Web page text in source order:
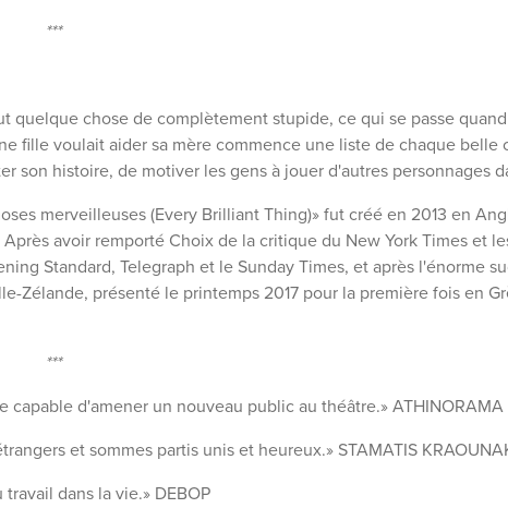
***
quelque chose de complètement stupide, ce qui se passe
fille voulait aider sa mère commence une liste de chaque belle
histoire, de motiver les gens à jouer d'autres personnages
merveilleuses (Every Brilliant Thing)» fut créé en 2013 en
avoir remporté Choix de la critique du New York Times et
Standard, Telegraph et le Sunday Times, et après l'énorme
Zélande, présenté le printemps 2017 pour la première fois en
***
d'amener un nouveau public au théâtre.» ATHINORAMA
et sommes partis unis et heureux.» STAMATIS
travail dans la vie.» DEBOP